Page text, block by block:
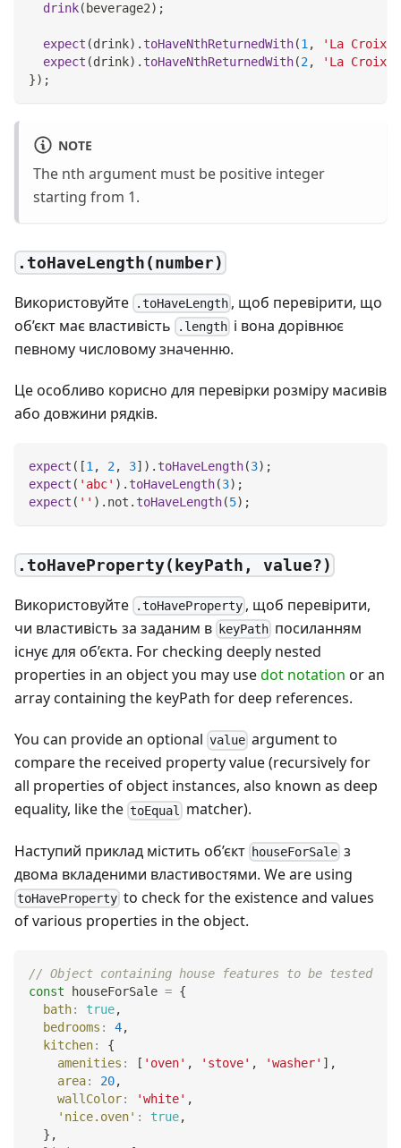
drink( beverage2) ;
expect (drink) . toHaveNthReturnedWith(1 ,
'La Croix
expect (drink) . toHaveNthReturnedWith(2,
'La Croix
}) ;
NOTE
The nth argument must be positive integer
starting from 1.
.toHaveLength(number)
Використовуйте .toHaveLength , щоб перевірити, що
об’єкт має властивість
.length і вона дорівнює
певному числовому значенню.
Це особливо корисно для перевірки розміру масивів
або довжини рядків.
expect ( [1, 2, 3] ) . toHaveLength(3) ;
expect ( 'abc' ) . toHaveLength(3) ;
expect ( '' ) . not . toHaveLength(5) ;
.toHaveProperty(keyPath, value?)
Використовуйте .toHaveProperty , щоб перевірити,
чи властивість за заданим в
keyPath посиланням
існує для об’єкта. For checking deeply nested
properties in an object you may usedot notation or an
array containing the keyPath for deep references.
You can provide an optional value argument to
compare the received property value (recursively for
all properties of object instances, also known as deep
equality, like the toEqual matcher).
Наступий приклад містить об’єкт houseForSale з
двома вкладеними властивостями. We are using
toHaveProperty to check for the existence and values
of various properties in the object.
// Object containing house features to be tested
const houseForSale = {
bath: true,
bedrooms : 4,
kitchen:
{
amenities : [ 'oven' , 'stove' , 'washer' ] ,
area: 20,
wallColor: 'white' ,
'nice.oven' : true,
} ,